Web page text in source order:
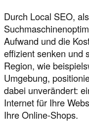
Durch Local SEO,
Aufwand und die
effizient senken und
Region, wie
Umgebung,
dabei unverändert:
Internet für Ihre
Ihre Online-Shops.